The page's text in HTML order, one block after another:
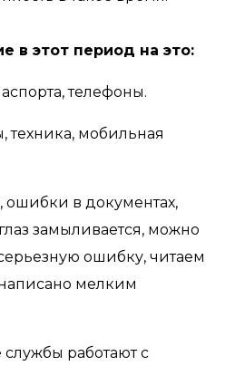
в этот период на это:
телефоны.
мобильная
в документах,
замыливается, можно
ошибку, читаем
написано мелким
службы работают с